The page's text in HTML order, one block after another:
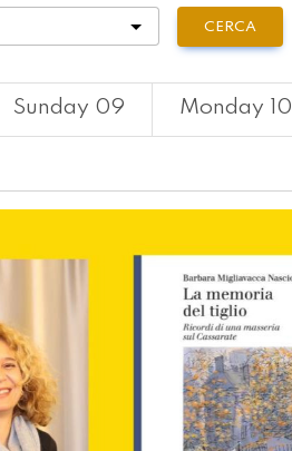
CERCA
Sunday 09 Monday 10